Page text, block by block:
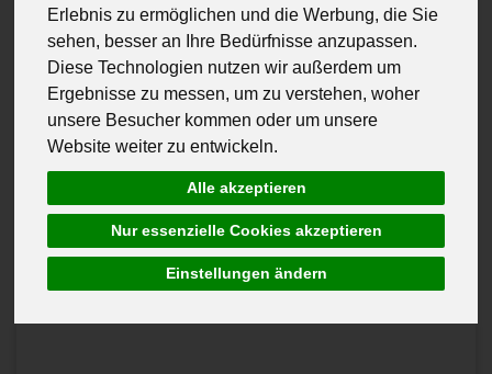
Erlebnis zu ermöglichen und die Werbung, die Sie
sehen, besser an Ihre Bedürfnisse anzupassen.
Diese Technologien nutzen wir außerdem um
Ergebnisse zu messen, um zu verstehen, woher
unsere Besucher kommen oder um unsere
Website weiter zu entwickeln.
Alle akzeptieren
Nur essenzielle Cookies akzeptieren
Einstellungen ändern